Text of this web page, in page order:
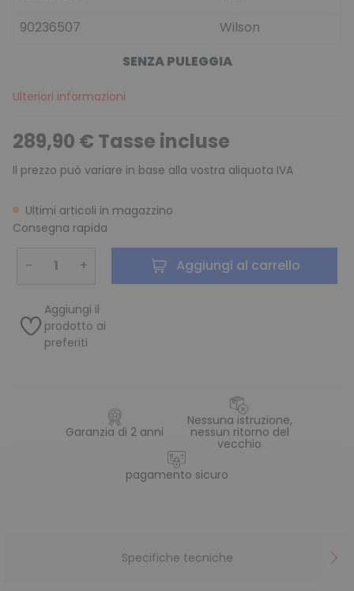
90236507
Wilson
SENZA PULEGGIA
Ulteriori informazioni
289,90 € Tasse incluse
Il prezzo può variare in base alla vostra aliquota IVA
Ultimi articoli in magazzino
Consegna rapida
− + Aggiungi al carrello
Aggiungi il
prodotto ai
preferiti
Garanzia di 2 anni
Nessuna istruzione,
nessun ritorno del
vecchio
pagamento sicuro
Specifiche tecniche